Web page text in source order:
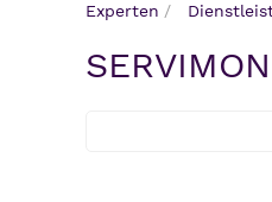
Experten